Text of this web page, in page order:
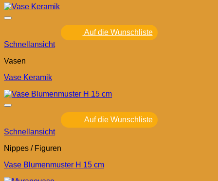
Auf die Wunschliste
Schnellansicht
Vasen
Vase Keramik
Auf die Wunschliste
Schnellansicht
Nippes / Figuren
Vase Blumenmuster H 15 cm